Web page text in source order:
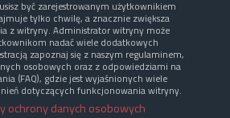
być zarejestrowanym użytkownikiem
tylko chwilę, a znacznie zwiększa
z witryny. Administrator witryny może
nadać wiele dodatkowych
zapoznaj się z naszym regulaminem,
osobowych oraz z odpowiedziami na
(FAQ), gdzie jest wyjaśnionych wiele
dotyczących funkcjonowania witryny.
ochrony danych osobowych